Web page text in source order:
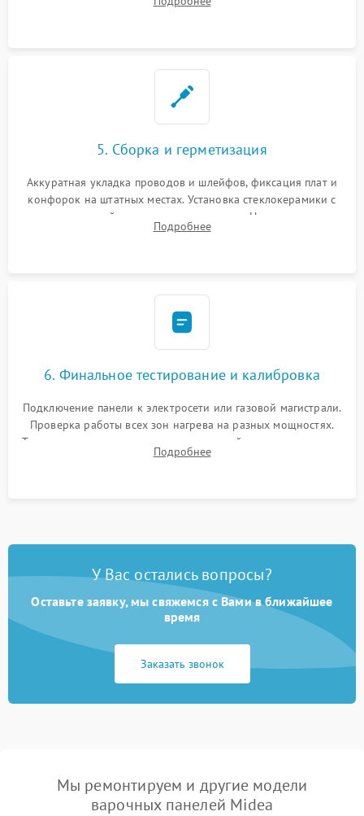
дорожек. Очистка контактов и замена поврежденной
5. Сборка и герметизация
Аккуратная укладка проводов и шлейфов, фиксация плат и
конфорок на штатных местах. Установка стеклокерамики с
проверкой равномерности зазоров. Нанесение
термостойкого герметика или укладка уплотнительной
Подробнее
6. Финальное тестирование и калибровка
Подключение панели к электросети или газовой магистрали.
Проверка работы всех зон нагрева на разных мощностях.
Тестирование сенсорного управления, таймера, индикаторов
остаточного тепла и систем защиты от перегрева.
Подробнее
У Вас остались вопросы?
Оставьте заявку, мы свяжемся с Вами в ближайшее
время
Заказать звонок
Мы ремонтируем и другие модели
варочных панелей Midea